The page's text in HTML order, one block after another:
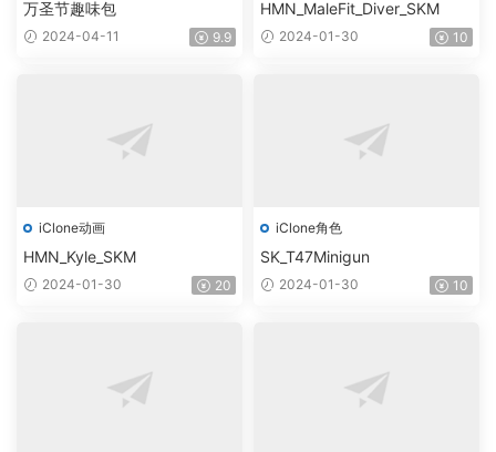
万圣节趣味包
2024-04-11 9.9
HMN_MaleFit_Diver_SKM
2024-01-30 10
iClone动画
HMN_Kyle_SKM
2024-01-30 20
iClone角色
SK_T47Minigun
2024-01-30 10